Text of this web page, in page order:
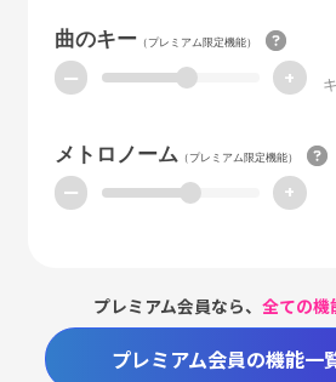
曲のキー（プレミアム限定機能）
ー +
メトロノーム （プレミアム限定機能）
ー +
プレミアム会員なら、全ての機
プレミアム会員の機能一